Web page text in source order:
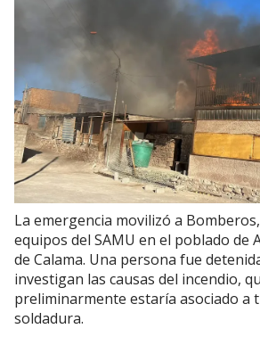
La emergencia movilizó a
equipos del SAMU en el poblado de
de Calama. Una persona fue
investigan las causas del incendio,
preliminarmente estaría asociado a
soldadura.